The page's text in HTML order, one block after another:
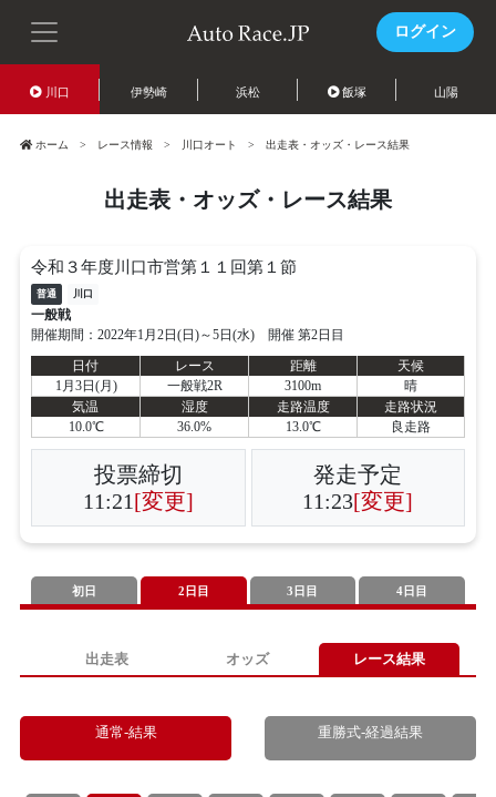
ログイン
川口 伊勢崎 浜松 飯塚 山陽
ホーム レース情報 川口オート 出走表・オッズ・レース結果
出走表・オッズ・レース結果
令和３年度川口市営第１１回第１節
普通 川口
一般戦
開催期間：2022年1月2日(日)～5日(水) 開催 第2日目
日付
レース 距離
天候
1月3日(月)
一般戦2R 3100m
晴
気温
湿度 走路温度
走路状況
10.0℃
36.0% 13.0℃ 良走路
投票締切
11:21[変更]
発走予定
11:23[変更]
初日 2日目 3日目 4日目
出走表 オッズ レース結果
通常-結果 重勝式-経過結果